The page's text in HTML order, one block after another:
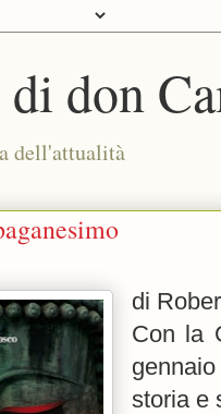
di don
dell'attualità
di
Con la
storia e